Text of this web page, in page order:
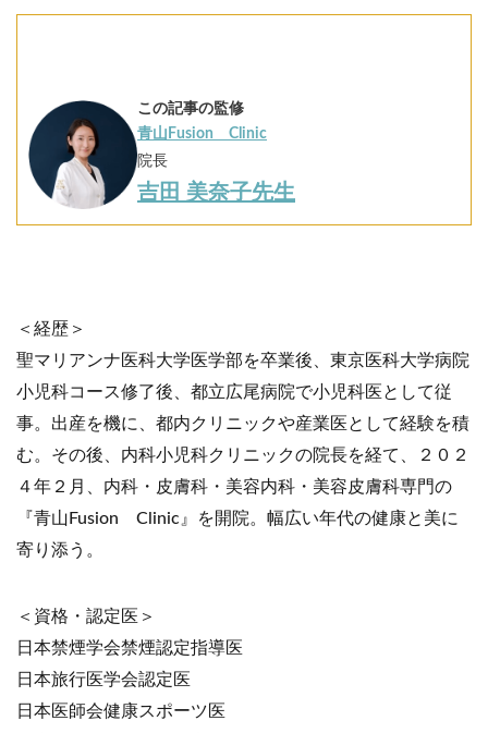
この記事の監修
青山Fusion Clinic
院長
吉田 美奈子先生
＜経歴＞
聖マリアンナ医科大学医学部を卒業後、東京医科大学病院
小児科コース修了後、都立広尾病院で小児科医として従
事。出産を機に、都内クリニックや産業医として経験を積
む。その後、内科小児科クリニックの院長を経て、２０２
４年２月、内科・皮膚科・美容内科・美容皮膚科専門の
『青山Fusion Clinic』を開院。幅広い年代の健康と美に
寄り添う。
＜資格・認定医＞
日本禁煙学会禁煙認定指導医
日本旅行医学会認定医
日本医師会健康スポーツ医